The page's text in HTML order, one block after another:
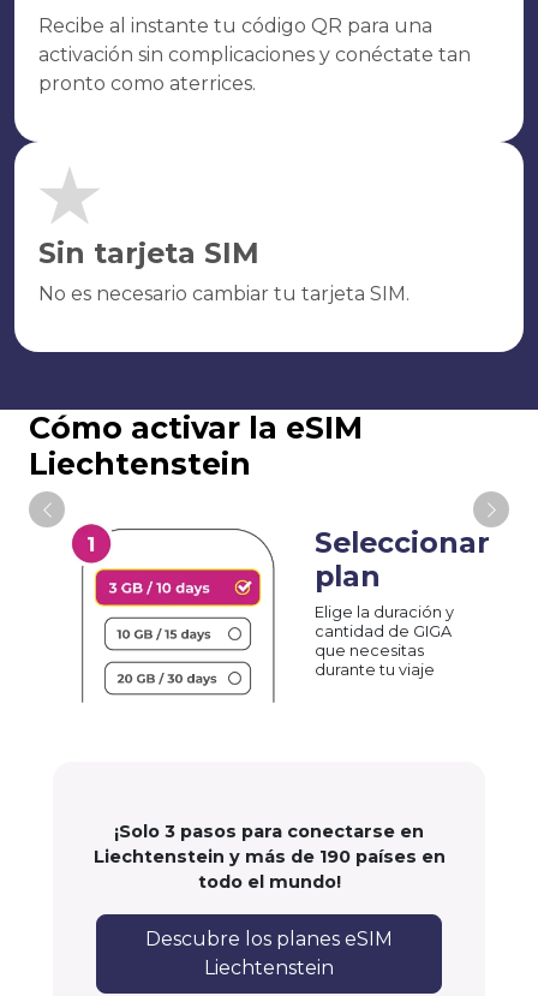
Recibe al instante tu código QR para una
activación sin complicaciones y conéctate tan
pronto como aterrices.
Sin tarjeta SIM
No es necesario cambiar tu tarjeta SIM.
Cómo activar la eSIM
Liechtenstein
Seleccionar
plan
Elige la duración y
cantidad de GIGA
que necesitas
durante tu viaje
¡Solo 3 pasos para conectarse en
Liechtenstein y más de 190 países en
todo el mundo!
Descubre los planes eSIM
Liechtenstein